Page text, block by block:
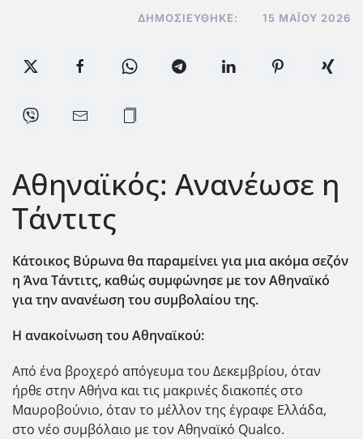
ΔΗΜΟΣΙΕΎΘΗΚΕ: 15 ΜΑΪ́ΟΥ 2026
Αθηναϊκός: Ανανέωσε η
Τάντιτς
Κάτοικος Βύρωνα θα παραμείνει για μια ακόμα σεζόν
η Άνα Τάντιτς, καθώς συμφώνησε με τον Αθηναϊκό
για την ανανέωση του συμβολαίου της.
H ανακοίνωση του Αθηναϊκού:
Από ένα βροχερό απόγευμα του Δεκεμβρίου, όταν
ήρθε στην Αθήνα και τις μακρινές διακοπές στο
Μαυροβούνιο, όταν το μέλλον της έγραφε Ελλάδα,
στο νέο συμβόλαιο με τον Αθηναϊκό Qualco.